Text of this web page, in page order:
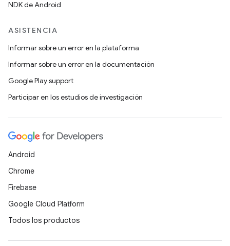
NDK de Android
ASISTENCIA
Informar sobre un error en la plataforma
Informar sobre un error en la documentación
Google Play support
Participar en los estudios de investigación
Android
Chrome
Firebase
Google Cloud Platform
Todos los productos